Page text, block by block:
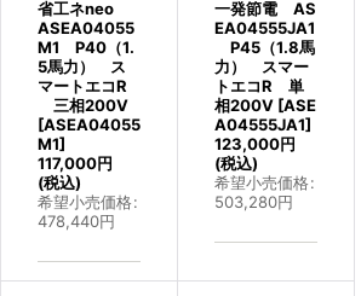
省工ネneo
ASEA04055
M1 P40（1.
5馬力） ス
マートエコR
三相200V
[ASEA04055
M1]
117,000円
(税込)
希望小売価格:
478,440円
一発節電 AS
EA04555JA1
P45（1.8馬
力） スマー
トエコR 単
相200V [ASE
A04555JA1]
123,000円
(税込)
希望小売価格:
503,280円